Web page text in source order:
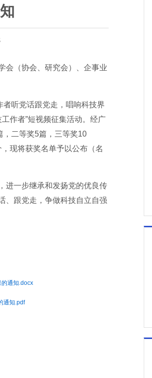
会（协会、研究会）、企事业
听党话跟党走，唱响科技界
作者”短视频征集活动。经广
，二等奖5篇，三等奖10
现将获奖名单予以公布（名
进一步继承和发扬党的优良传
、跟党走，争做科技自立自强
的通知.docx
通知.pdf